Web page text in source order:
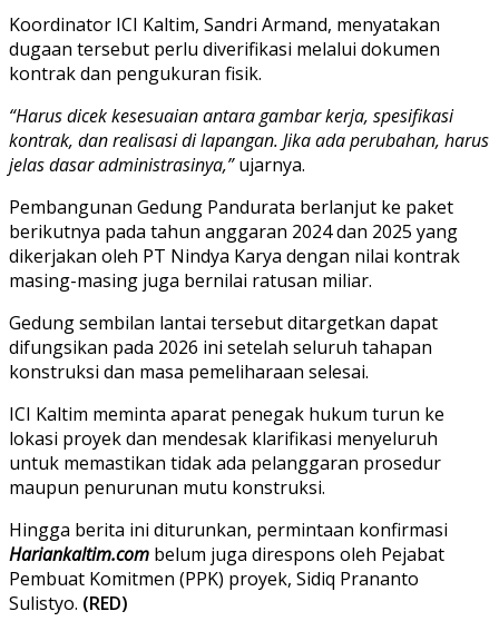
Koordinator ICI Kaltim, Sandri Armand, menyatakan
dugaan tersebut perlu diverifikasi melalui dokumen
kontrak dan pengukuran fisik.
“Harus dicek kesesuaian antara gambar kerja, spesifikasi
kontrak, dan realisasi di lapangan. Jika ada perubahan, harus
jelas dasar administrasinya,”ujarnya.
Pembangunan Gedung Pandurata berlanjut ke paket
berikutnya pada tahun anggaran 2024 dan 2025 yang
dikerjakan oleh PT Nindya Karya dengan nilai kontrak
masing-masing juga bernilai ratusan miliar.
Gedung sembilan lantai tersebut ditargetkan dapat
difungsikan pada 2026 ini setelah seluruh tahapan
konstruksi dan masa pemeliharaan selesai.
ICI Kaltim meminta aparat penegak hukum turun ke
lokasi proyek dan mendesak klarifikasi menyeluruh
untuk memastikan tidak ada pelanggaran prosedur
maupun penurunan mutu konstruksi.
Hingga berita ini diturunkan, permintaan konfirmasi
Hariankaltim.com belum juga direspons oleh Pejabat
Pembuat Komitmen (PPK) proyek, Sidiq Prananto
Sulistyo. (RED)